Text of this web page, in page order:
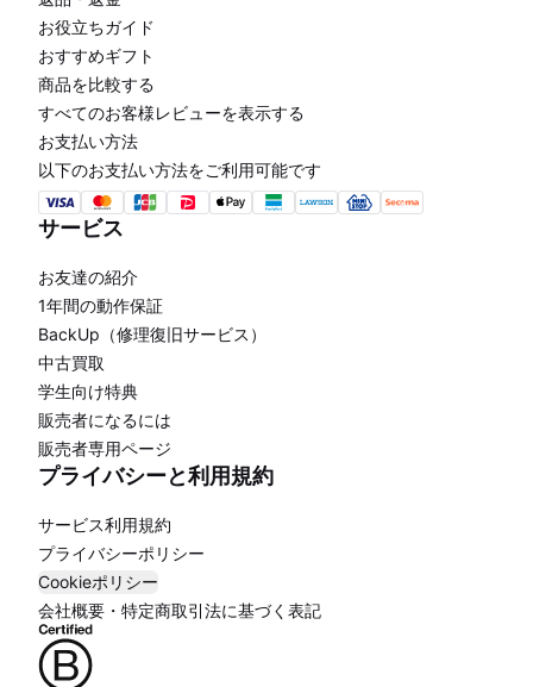
お役立ちガイド
おすすめギフト
商品を比較する
すべてのお客様レビューを表示する
お支払い方法
以下のお支払い方法をご利用可能です
サービス
お友達の紹介
1年間の動作保証
BackUp（修理復旧サービス）
中古買取
学生向け特典
販売者になるには
販売者専用ページ
プライバシーと利用規約
サービス利用規約
プライバシーポリシー
Cookieポリシー
会社概要・特定商取引法に基づく表記